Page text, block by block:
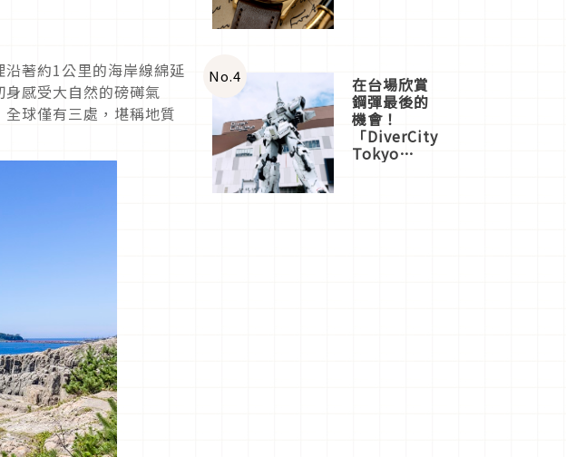
著約1公里的海岸線綿延
感受大自然的磅礡氣
球僅有三處，堪稱地質
No.4 在台場欣賞
鋼彈最後的
機會！
「DiverCity
Tokyo